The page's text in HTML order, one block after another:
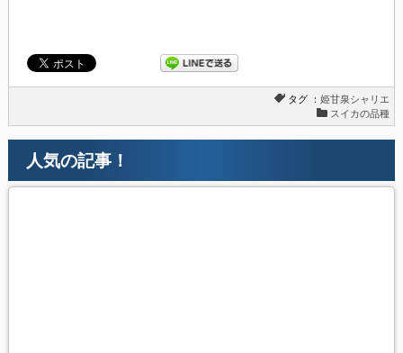
タグ ：姫甘泉シャリエ
スイカの品種
人気の記事！